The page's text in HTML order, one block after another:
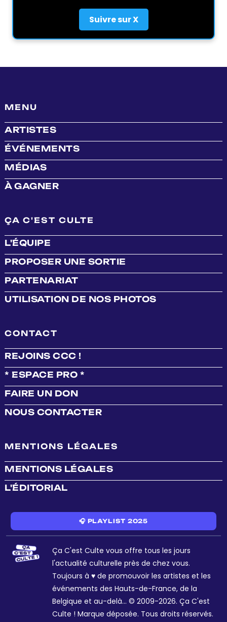
Suivre sur X
MENU
ARTISTES
ÉVÉNEMENTS
MÉDIAS
À GAGNER
ÇA C'EST CULTE
L'ÉQUIPE
PROPOSER UNE SORTIE
PARTENARIAT
UTILISATION DE NOS PHOTOS
CONTACT
REJOINS CCC !
* ESPACE PRO *
FAIRE UN DON
NOUS CONTACTER
MENTIONS LÉGALES
MENTIONS LÉGALES
L'ÉDITORIAL
🎧 PLAYLIST 2025
Ça C'est Culte vous offre tous les jours
l'actualité culturelle près de chez vous.
Toujours à ♥ de promouvoir les artistes et les
événements des Hauts-de-France, de la
Belgique et au-delà... © 2009-2026. Ça C'est
Culte ! Marque déposée. Tous droits réservés.